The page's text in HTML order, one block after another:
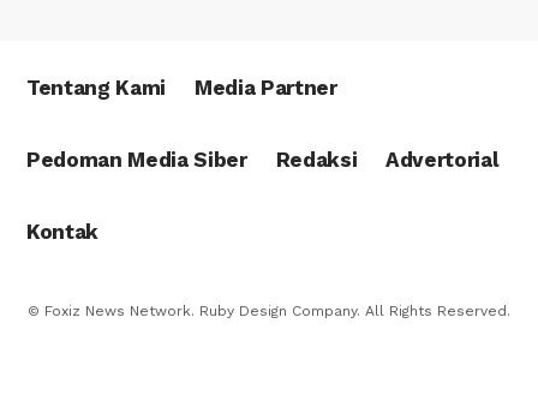
Tentang Kami Media Partner
Pedoman Media Siber Redaksi Advertorial
Kontak
© Foxiz News Network. Ruby Design Company. All Rights Reserved.